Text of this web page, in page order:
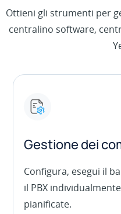
Ottieni gli strumenti per
centralino software,
Gestione dei
Configura, esegui il
il PBX
pianificate.